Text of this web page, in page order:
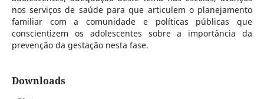
nos serviços de saúde para que articulem o planejamento
familiar com a comunidade e políticas públicas que
conscientizem os adolescentes sobre a importância da
prevenção da gestação nesta fase.
Downloads